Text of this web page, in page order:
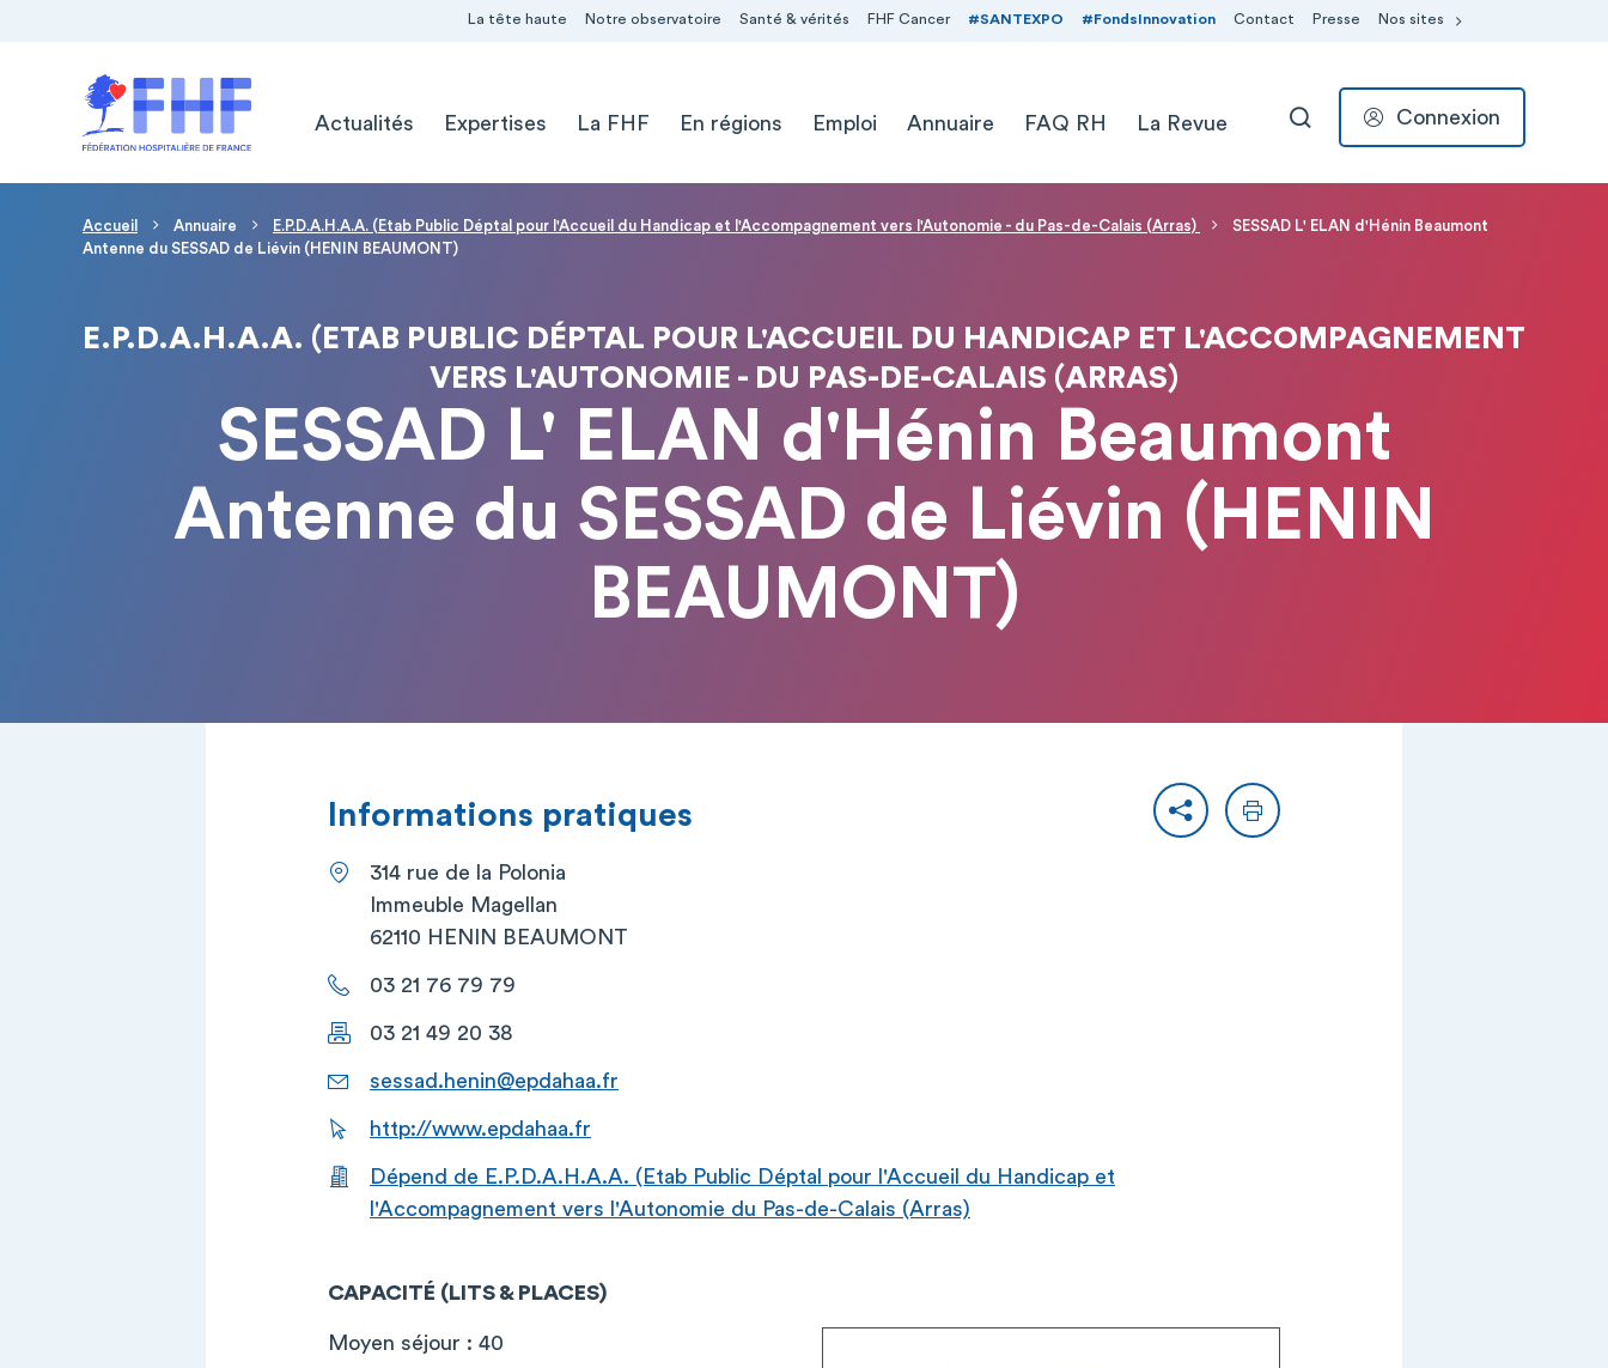
La tête haute Notre observatoire Santé & vérités FHF Cancer #SANTEXPO #FondsInnovation Contact Presse Nos sites
Actualités
Expertises La FHF En régions Emploi Annuaire FAQ RH La Revue RECHERCHER
Connexion
Fil d'Ariane
Accueil Annuaire E.P.D.A.H.A.A. (Etab Public Déptal pour l'Accueil du Handicap et l'Accompagnement vers l'Autonomie - du Pas-de-Calais (Arras)
SESSAD L' ELAN d'Hénin Beaumont
Antenne du SESSAD de Liévin (HENIN BEAUMONT)
E.P.D.A.H.A.A. (ETAB PUBLIC DÉPTAL POUR L'ACCUEIL DU HANDICAP ET L'ACCOMPAGNEMENT
VERS L'AUTONOMIE - DU PAS-DE-CALAIS (ARRAS)
SESSAD L' ELAN d'Hénin Beaumont
Antenne du SESSAD de Liévin (HENIN
BEAUMONT)
PartagerImprimer
Informations pratiques
314 rue de la Polonia
Immeuble Magellan
62110 HENIN BEAUMONT
03 21 76 79 79
03 21 49 20 38
sessad.henin@epdahaa.fr
http://www.epdahaa.fr
Dépend de E.P.D.A.H.A.A. (Etab Public Déptal pour l'Accueil du Handicap et
l'Accompagnement vers l'Autonomie du Pas-de-Calais (Arras)
CAPACITÉ (LITS & PLACES)
Moyen séjour : 40